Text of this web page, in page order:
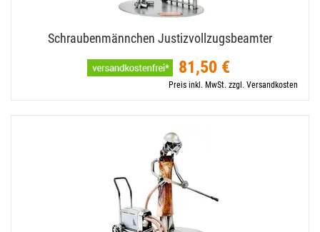
Schraubenmännchen Justizvollzugsbeamter
81,50 €
Preis inkl. MwSt. zzgl. Versandkosten